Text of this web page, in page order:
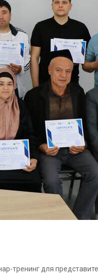
тренинг для